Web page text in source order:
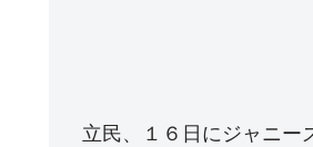
立民、１６日にジャニー